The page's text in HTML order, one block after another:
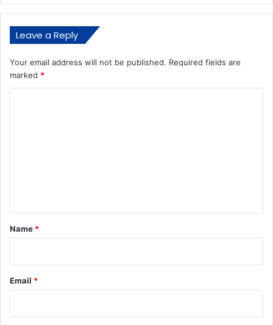
Leave a Reply
Your email address will not be published. Required fields are
marked *
*
Name *
Email *